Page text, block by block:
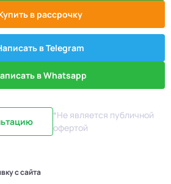
в рассрочку
в Telegram
в Whatsapp
*Не является публичной
офертой
с сайта